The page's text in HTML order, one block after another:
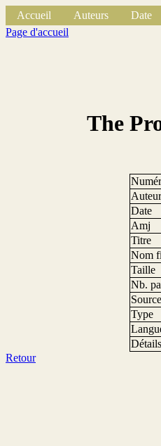
Accueil Auteurs Date
Page d'accueil
The
Date
Amj
Titre
Nom
Taille
Nb.
Source
Type
Détails
Retour